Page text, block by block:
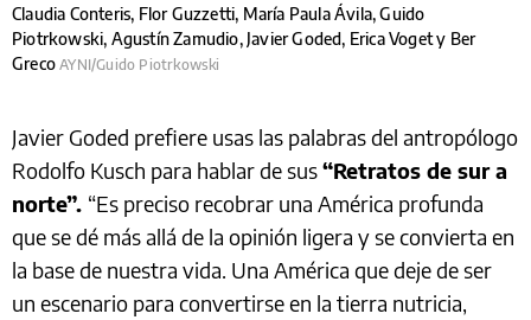
Claudia Conteris, Flor Guzzetti, María Paula Ávila, Guido
Piotrkowski, Agustín Zamudio, Javier Goded, Erica Voget y Ber
GrecoAYNI/Guido Piotrkowski
Javier Goded prefiere usas las palabras del antropólogo
Rodolfo Kusch para hablar de sus“Retratos de sur a
norte”. “Es preciso recobrar una América profunda
que se dé más allá de la opinión ligera y se convierta en
la base de nuestra vida. Una América que deje de ser
un escenario para convertirse en la tierra nutricia,